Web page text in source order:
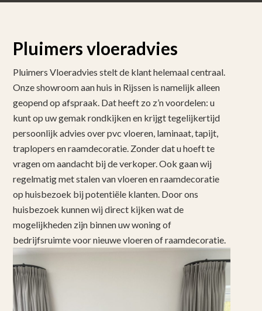
Pluimers vloeradvies
Pluimers Vloeradvies stelt de klant helemaal centraal.
Onze showroom aan huis in Rijssen is namelijk alleen
geopend op afspraak. Dat heeft zo z’n voordelen: u
kunt op uw gemak rondkijken en krijgt tegelijkertijd
persoonlijk advies over pvc vloeren, laminaat, tapijt,
traplopers en raamdecoratie. Zonder dat u hoeft te
vragen om aandacht bij de verkoper. Ook gaan wij
regelmatig met stalen van vloeren en raamdecoratie
op huisbezoek bij potentiële klanten. Door ons
huisbezoek kunnen wij direct kijken wat de
mogelijkheden zijn binnen uw woning of
bedrijfsruimte voor nieuwe vloeren of raamdecoratie.